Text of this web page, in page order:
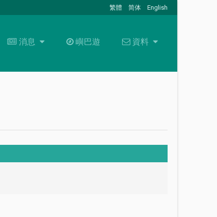
繁體 简体 English
消息
消息 嶼巴遊 資料
資料
常見問題